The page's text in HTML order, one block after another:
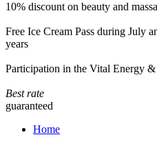
10% discount on beauty and
Free Ice Cream Pass during July
years
Participation in the Vital Energy
Best rate
guaranteed
Home